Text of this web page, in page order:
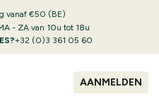
vanaf €50 (BE)
- ZA van 10u tot 18u
+32 (0)3 361 05 60
AANMELDEN